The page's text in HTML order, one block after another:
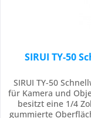
SIRUI TY-50
SIRUI TY-50
für Kamera und
besitzt eine 1/4
gummierte